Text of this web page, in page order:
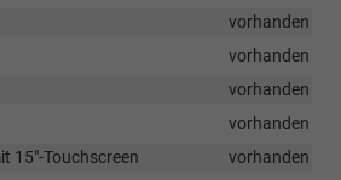
vorhanden
vorhanden
vorhanden
vorhanden
15"-Touchscreen
vorhanden